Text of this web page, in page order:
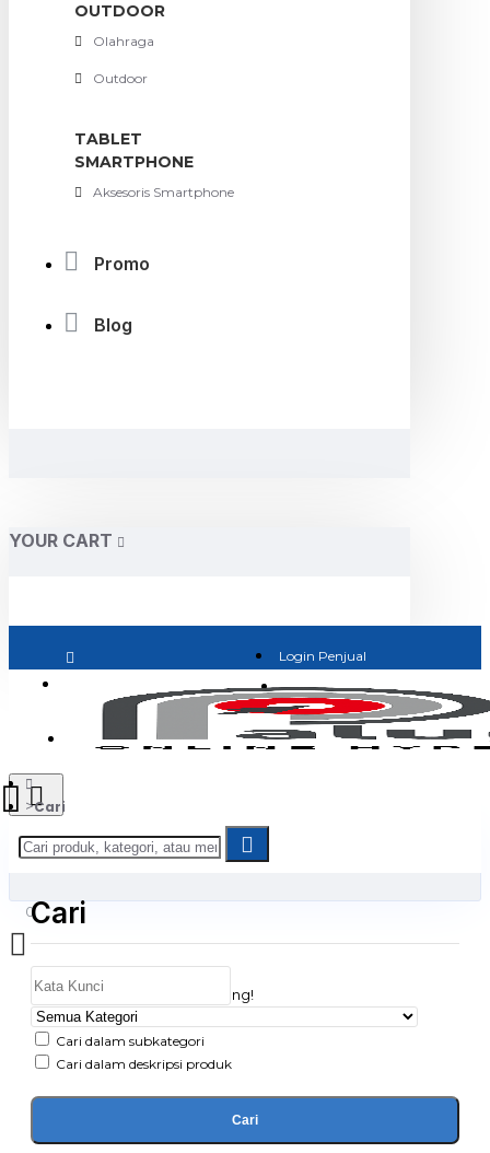
OUTDOOR
Olahraga
Outdoor
TABLET
SMARTPHONE
Aksesoris Smartphone
Promo
Blog
YOUR CART
Login Penjual
Jadi Penjual
0
Daftar belanja Anda kosong!
Cari
Cari
Cari dalam subkategori
Cari dalam deskripsi produk
Cari